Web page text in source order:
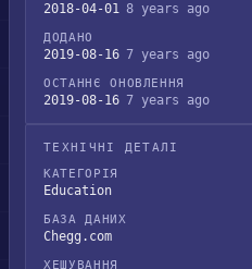
2018-04-01 8 years ago
ДОДАНО
2019-08-16 7 years ago
ОСТАННЄ ОНОВЛЕННЯ
2019-08-16 7 years ago
ТЕХНІЧНІ ДЕТАЛІ
КАТЕГОРІЯ
Education
БАЗА ДАНИХ
Chegg.com
ХЕШУВАННЯ